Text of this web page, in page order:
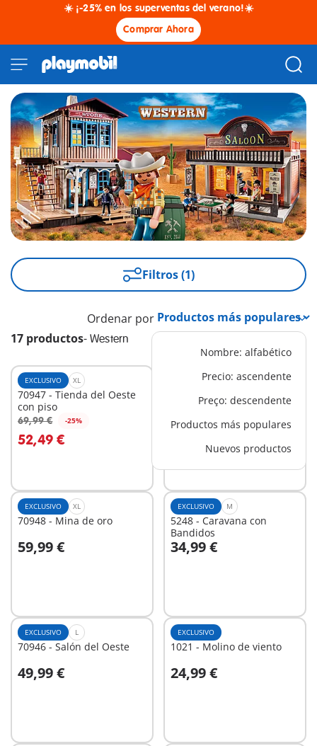
☀️ ¡-25% en los superventas del verano!☀️
Comprar Ahora
Filtros (1)
17 productos- Western
Ordenar por
Nombre: alfabético
Precio: ascendente
Preço: descendente
Productos más populares
Nuevos productos
EXCLUSIVO XL
70947 - Tienda del Oeste
con piso
69,99 € -25%
52,49 €
A la cesta
EXCLUSIVO XL
70945 - Rancho del Oeste
79,99 € -25%
A la cesta
EXCLUSIVO XL
70948 - Mina de oro
59,99 €
A la cesta
EXCLUSIVO M
5248 - Caravana con
Bandidos
34,99 €
A la cesta
EXCLUSIVO L
70946 - Salón del Oeste
49,99 €
A la cesta
EXCLUSIVO
1021 - Molino de viento
24,99 €
A la cesta